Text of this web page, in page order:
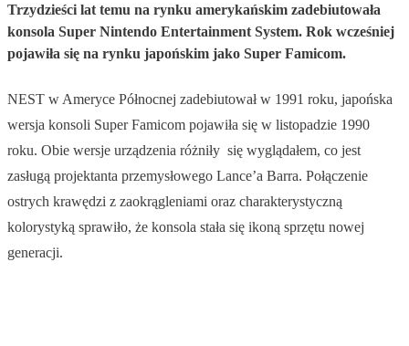
Trzydzieści lat temu na rynku amerykańskim zadebiutowała
konsola Super Nintendo Entertainment System. Rok wcześniej
pojawiła się na rynku japońskim jako Super Famicom.
NEST w Ameryce Północnej zadebiutował w 1991 roku, japońska
wersja konsoli Super Famicom pojawiła się w listopadzie 1990
roku. Obie wersje urządzenia różniły się wyglądałem, co jest
zasługą projektanta przemysłowego Lance’a Barra. Połączenie
ostrych krawędzi z zaokrągleniami oraz charakterystyczną
kolorystyką sprawiło, że konsola stała się ikoną sprzętu nowej
generacji.